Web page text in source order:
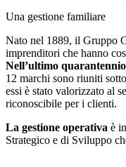
Una gestione familiare
Nato nel 1889, il Gruppo
imprenditori che hanno
Nell’ultimo
12 marchi sono riuniti
essi è stato valorizzato al
riconoscibile per i clienti.
La gestione operativa è
Strategico e di Sviluppo